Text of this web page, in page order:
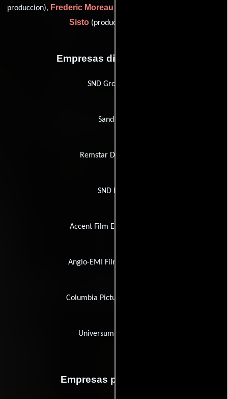
produccion), Frederic Moreau
Sisto (production counsel)
Empresas distribuidoras
SND Groupe M6
Sandrews
Remstar Distribution
SND Films
Accent Film Entertainment
Anglo-EMI Film Distributors
Columbia Pictures of Canada
Universum Film (UFA)
Empresas productoras